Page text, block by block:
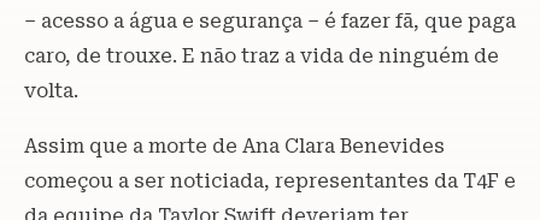
– acesso a água e segurança – é fazer fã, que paga
caro, de trouxe. E não traz a vida de ninguém de
volta.
Assim que a morte de Ana Clara Benevides
começou a ser noticiada, representantes da T4F e